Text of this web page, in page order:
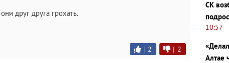
друг друга грохать.
| 2 | 2
СК
10:57
Алтае